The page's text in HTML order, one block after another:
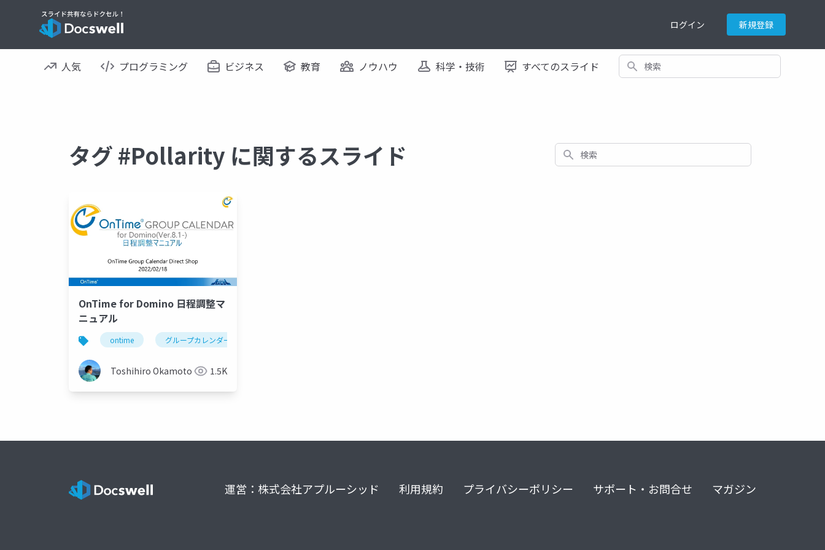
ログイン 新規登録
人気 プログラミング ビジネス 教育 ノウハウ 科学・技術 すべてのスライド 検索
タグ #Pollarity に関するスライド 検索
OnTime for Domino 日程調整マ
ニュアル
ontime グループカレンダー
Toshihiro Okamoto 1.5K
運営：株式会社アプルーシッド 利用規約 プライバシーポリシー サポート・お問合せ マガジン